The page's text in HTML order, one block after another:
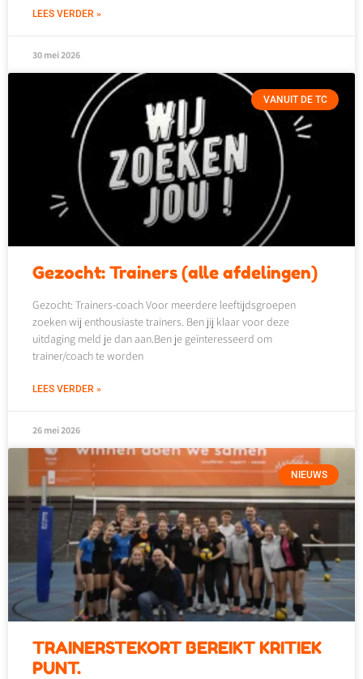
LEES VERDER »
30 mei 2026
VANUIT DE TC
Gezocht: Trainers (alle afdelingen)
Gezocht: Trainers-coach Voor meerdere leeftijdsgroepen
zoeken wij enthousiaste trainers. Ben jij klaar voor deze
uitdaging meld je dan aan.Ben je geïnteresseerd om
trainer/coach te worden
LEES VERDER »
26 mei 2026
NIEUWS
TRAINERSTEKORT BEREIKT KRITIEK
PUNT.